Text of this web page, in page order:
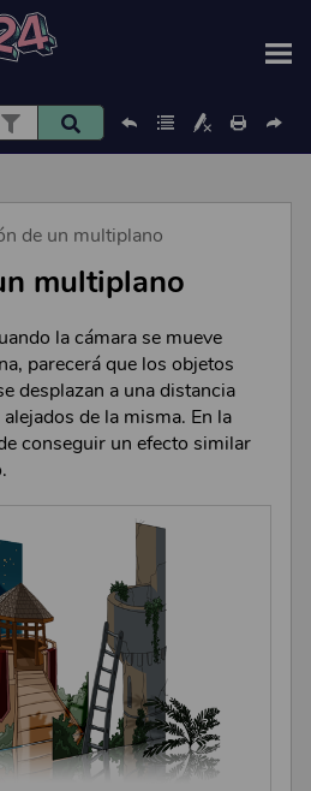
principal
de un multiplano
multiplano
la cámara se mueve
parecerá que los objetos
desplazan a una distancia
de la misma. En la
conseguir un efecto similar